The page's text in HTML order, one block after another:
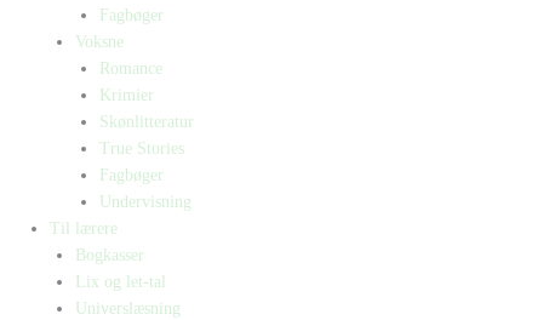
Fagbøger
Voksne
Romance
Krimier
Skønlitteratur
True Stories
Fagbøger
Undervisning
Til lærere
Bogkasser
Lix og let-tal
Universlæsning